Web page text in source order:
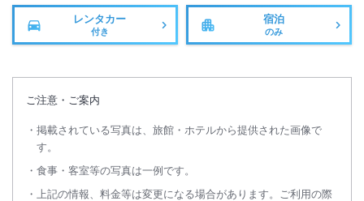
レンタカー
付き
宿泊
のみ
ご注意・ご案内
掲載されている写真は、旅館・ホテルから提供された画像で
す。
食事・客室等の写真は一例です。
上記の情報、料金等は変更になる場合があります。ご利用の際